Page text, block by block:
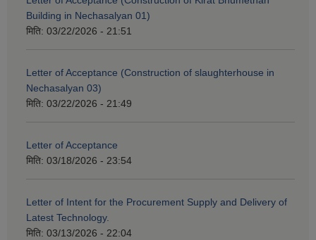
Building in Nechasalyan 01)
मिति: 03/22/2026 - 21:51
Letter of Acceptance (Construction of slaughterhouse in
Nechasalyan 03)
मिति: 03/22/2026 - 21:49
Letter of Acceptance
मिति: 03/18/2026 - 23:54
Letter of Intent for the Procurement Supply and Delivery of
Latest Technology.
मिति: 03/13/2026 - 22:04